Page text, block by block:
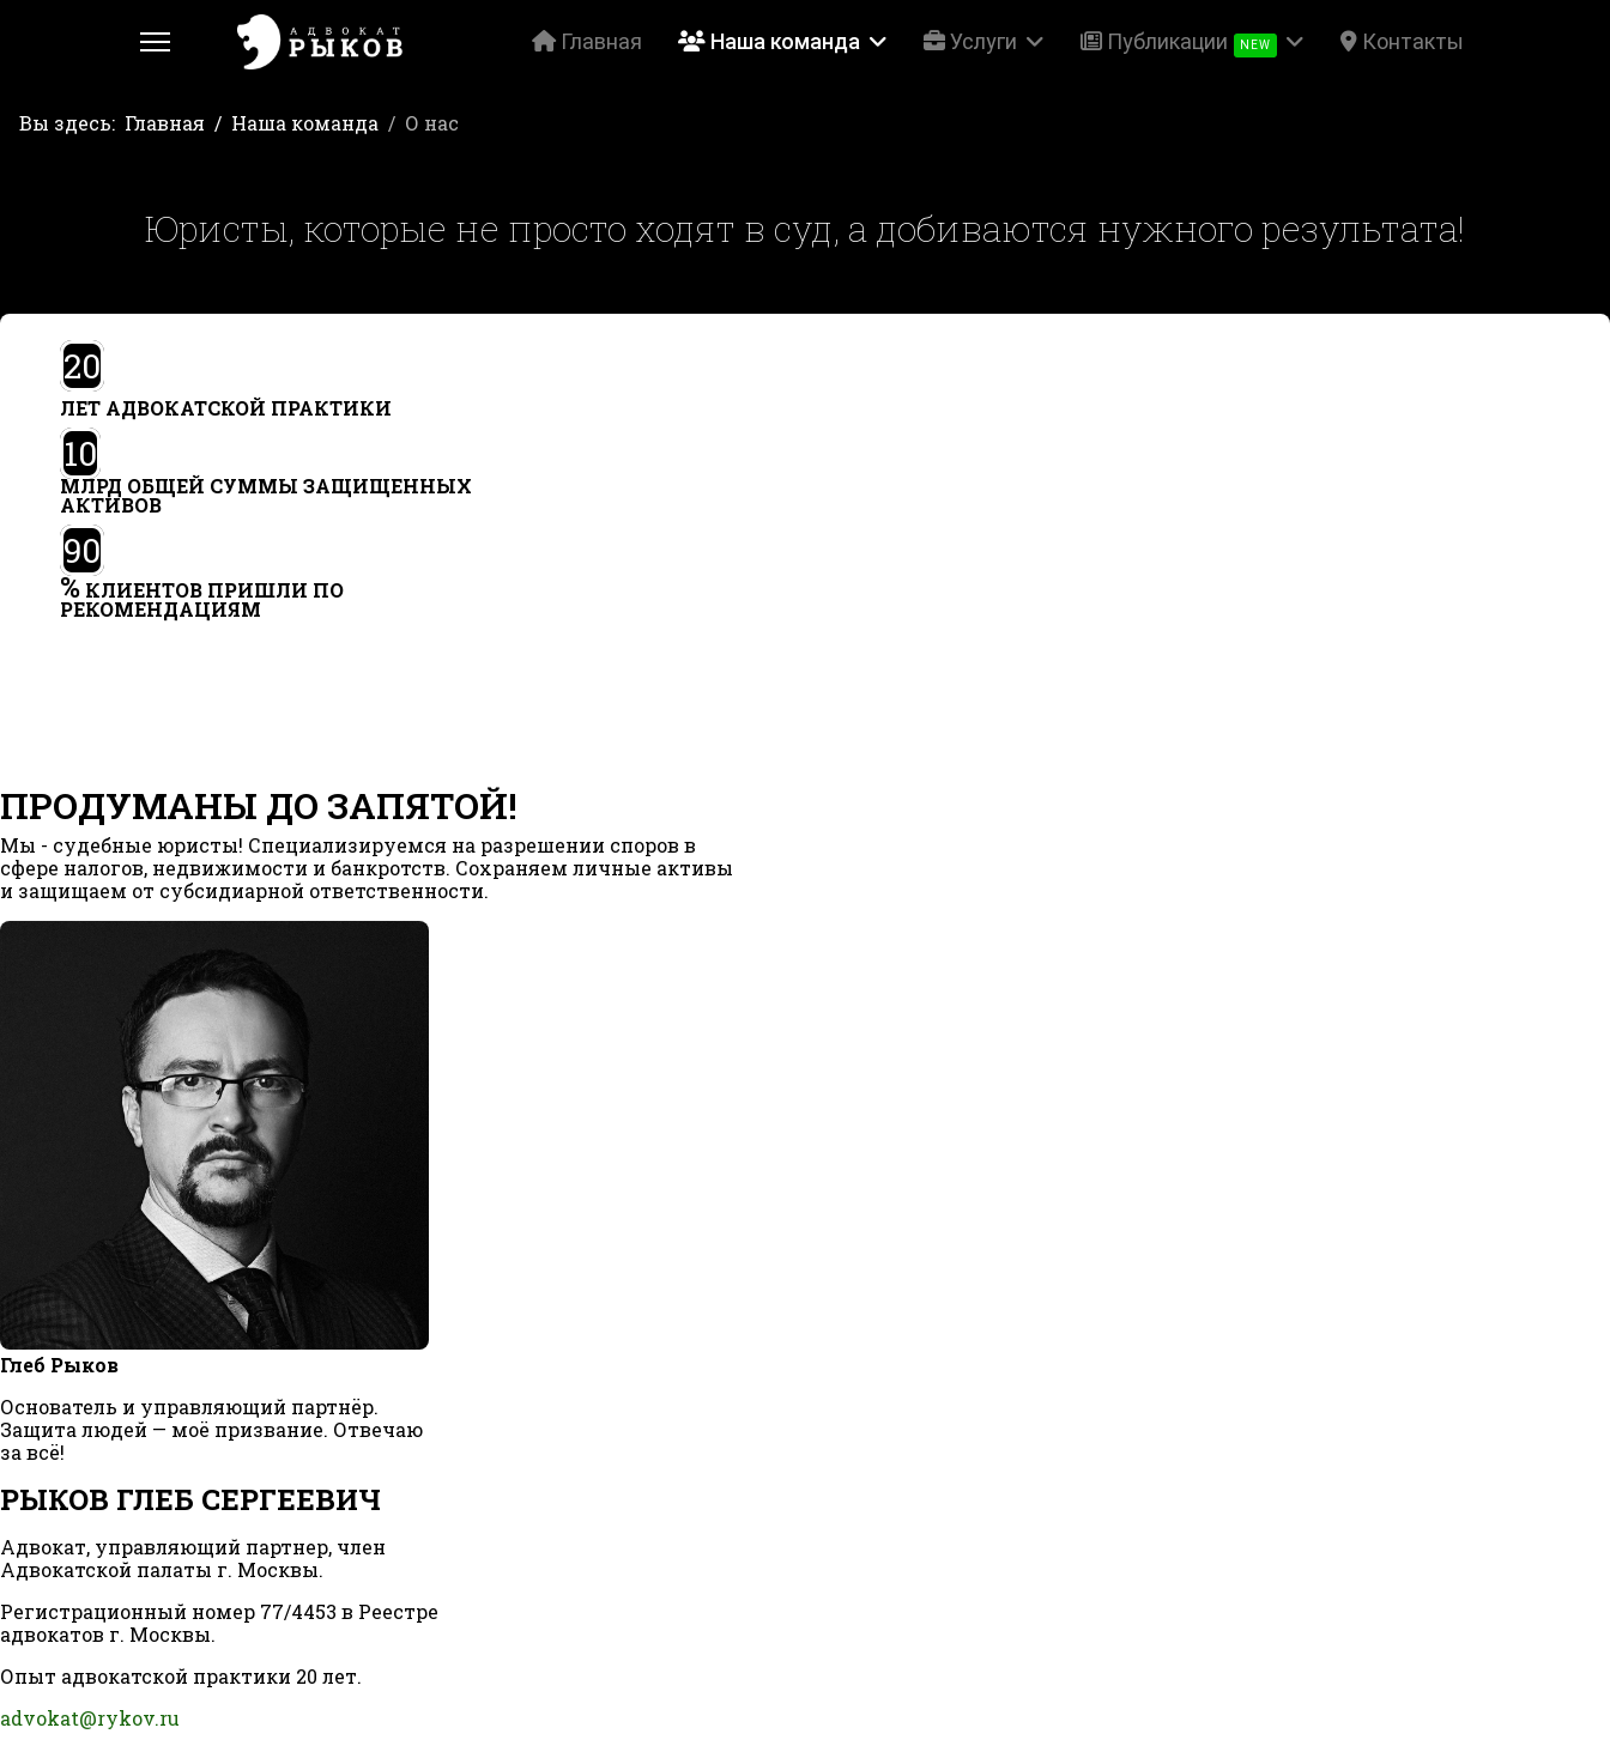
Главная Наша команда Услуги Публикации NEW Контакты
Вы здесь: Главная Наша команда О нас
Юристы, которые не просто ходят в суд, а добиваются нужного результата!
20
ЛЕТ АДВОКАТСКОЙ ПРАКТИКИ
10
МЛРД ОБЩЕЙ СУММЫ ЗАЩИЩЕННЫХ
АКТИВОВ
90
% КЛИЕНТОВ ПРИШЛИ ПО
РЕКОМЕНДАЦИЯМ
ПРОДУМАНЫ ДО ЗАПЯТОЙ!
Мы - судебные юристы! Специализируемся на разрешении споров в
сфере налогов, недвижимости и банкротств. Сохраняем личные активы
и защищаем от субсидиарной ответственности.
Глеб Рыков
Основатель и управляющий партнёр.
Защита людей — моё призвание. Отвечаю
за всё!
РЫКОВ ГЛЕБ СЕРГЕЕВИЧ
Адвокат, управляющий партнер, член
Адвокатской палаты г. Москвы.
Регистрационный номер 77/4453 в Реестре
адвокатов г. Москвы.
Опыт адвокатской практики 20 лет.
advokat@rykov.ru